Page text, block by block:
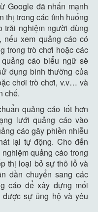
Google đã nhấn mạnh
thị trong các tình huống
trải nghiệm người dùng
xem quảng cáo có
trong trò chơi hoặc các
cáo biểu ngữ sẽ
dụng bình thường của
chơi trò chơi, v.v… và
chế.
quảng cáo tốt hơn
lưới quảng cáo vào
cáo gây phiền nhiễu
lại tự động. Cho đến
quảng cáo trong
thị loại bỏ sự thô lỗ và
dần chuyển sang các
cáo để xây dựng mối
sự ủng hộ và yêu